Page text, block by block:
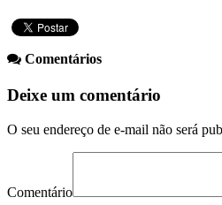
Comentários
Deixe um comentário
O seu endereço de e-mail não será
Comentário